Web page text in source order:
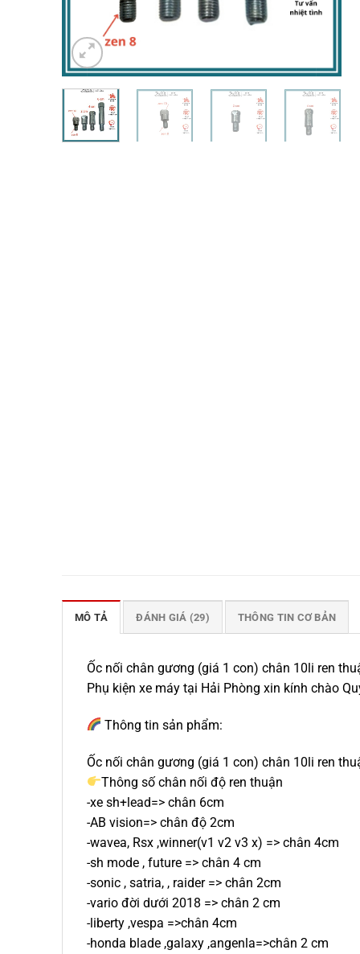
MÔ TẢ ĐÁNH GIÁ (29) THÔNG TIN CƠ BẢN
Ốc nối chân gương (giá 1 con) chân 10li ren
Phụ kiện xe máy tại Hải Phòng xin kính chào
Thông tin sản phẩm:
Ốc nối chân gương (giá 1 con) chân 10li ren
Thông số chân nối độ ren thuận
-xe sh+lead=> chân 6cm
-AB vision=> chân độ 2cm
-wavea, Rsx ,winner(v1 v2 v3 x) => chân 4cm
-sh mode , future => chân 4 cm
-sonic , satria, , raider => chân 2cm
-vario đời dưới 2018 => chân 2 cm
-liberty ,vespa =>chân 4cm
-honda blade ,galaxy ,angenla=>chân 2 cm